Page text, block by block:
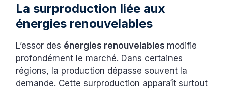
La surproduction liée aux
énergies renouvelables
L’essor des énergies renouvelables modifie
profondément le marché. Dans certaines
régions, la production dépasse souvent la
demande. Cette surproduction apparaît surtout